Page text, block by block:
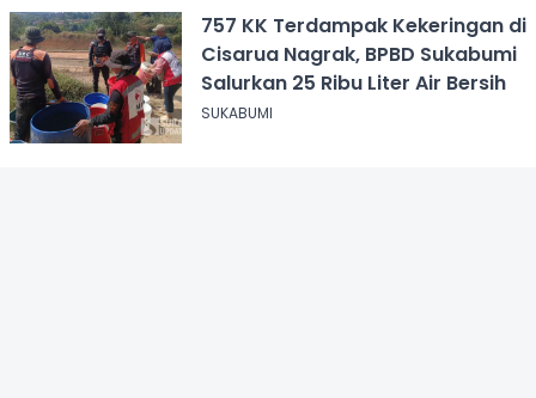
757 KK Terdampak Kekeringan di
Cisarua Nagrak, BPBD Sukabumi
Salurkan 25 Ribu Liter Air Bersih
SUKABUMI